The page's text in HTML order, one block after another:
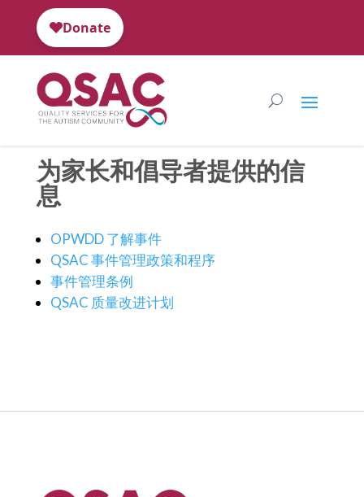
为家长和倡导者提供的信
息
OPWDD 了解事件
QSAC 事件管理政策和程序
事件管理条例
QSAC 质量改进计划